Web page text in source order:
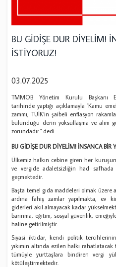
BU GİDİŞE DUR DİYELİM!
İSTİYORUZ!
03.07.2025
TMMOB Yönetim Kurulu Başkanı
tarihinde yaptığı açıklamayla "Kamu
zammı, TÜİK’in şaibeli enflasyon
bulunduğu derin yoksullaşma ve alım
zorundadır." dedi.
BU GİDİŞE DUR DİYELİM! İNSANCA BİR
Ülkemiz halkın cebine giren her
ve vergide adaletsizliğin had
geçmektedir.
Başta temel gıda maddeleri olmak üzere
ardına fahiş zamlar yapılmakta, ev
giderleri akıl almayacak kadar
barınma, eğitim, sosyal güvenlik,
haline getirilmiştir.
Siyasi iktidar, kendi politik
yıkımın altında ezilen halkı
tümüyle yurttaşlara bindiren vergi
kötüleştirmektedir.